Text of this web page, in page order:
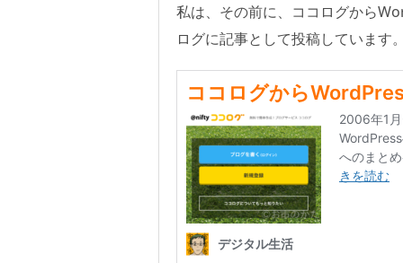
私は、その前に、ココログから
ログに記事として投稿しています